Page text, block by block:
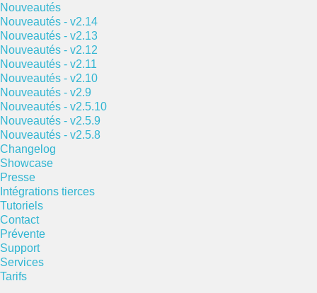
Nouveautés
Nouveautés - v2.14
Nouveautés - v2.13
Nouveautés - v2.12
Nouveautés - v2.11
Nouveautés - v2.10
Nouveautés - v2.9
Nouveautés - v2.5.10
Nouveautés - v2.5.9
Nouveautés - v2.5.8
Changelog
Showcase
Presse
Intégrations tierces
Tutoriels
Contact
Prévente
Support
Services
Tarifs